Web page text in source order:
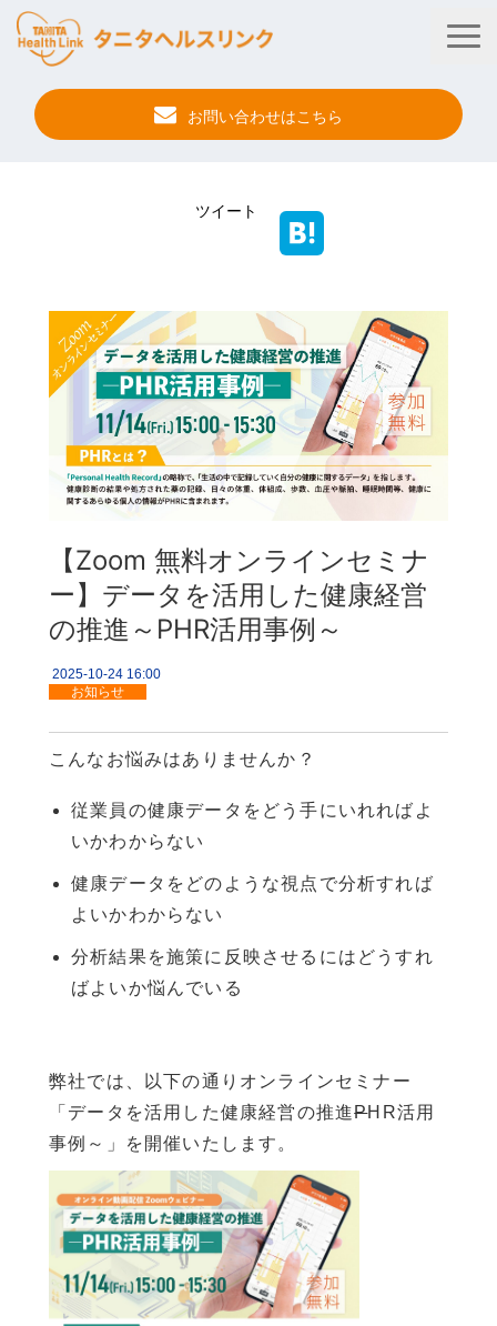
お問い合わせはこちら
法人・健保向けサービス
サービス連携
健康管理アプリ
タニタ健康セミナー
事例紹介
企業情報
ツイート
【Zoom 無料オンラインセミナ
ー】データを活用した健康経営
の推進～PHR活用事例～
2025-10-24 16:00
お知らせ
こんなお悩みはありませんか？
従業員の健康データをどう手にいれればよ
いかわからない
健康データをどのような視点で分析すれば
よいかわからない
分析結果を施策に反映させるにはどうすれ
ばよいか悩んでいる
弊社では、以下の通りオンラインセミナー
「データを活用した健康経営の推進PHR活用
事例～」を開催いたします。